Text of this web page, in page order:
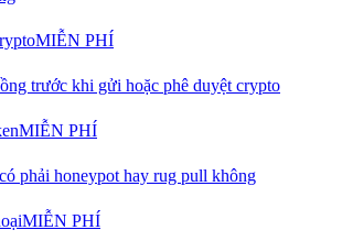
MIỄN PHÍ
trước khi gửi hoặc phê duyệt crypto
MIỄN PHÍ
phải honeypot hay rug pull không
MIỄN PHÍ